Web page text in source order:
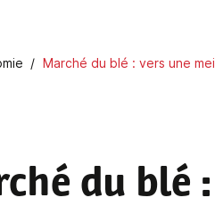
Marché du blé : vers une
du blé